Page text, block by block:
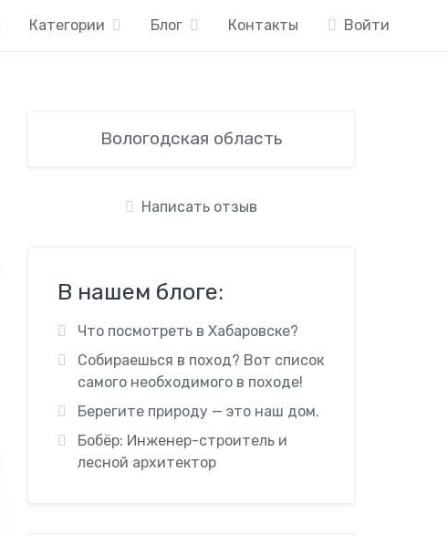
Категории Блог Контакты Войти
Вологодская область
Написать отзыв
В нашем блоге:
Что посмотреть в Хабаровске?
Собираешься в поход? Вот список
самого необходимого в походе!
Берегите природу — это наш дом.
Бобёр: Инженер-строитель и
лесной архитектор